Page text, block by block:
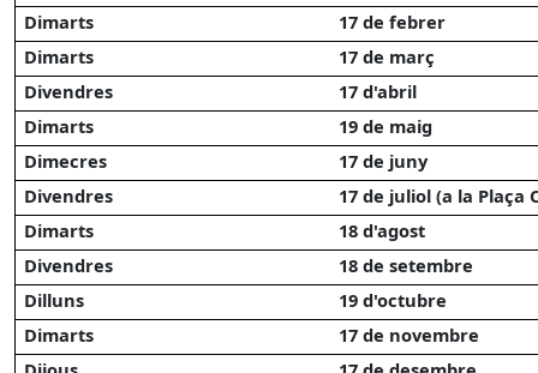
Dimarts
17 de febrer
Dimarts
17 de març
Divendres
17 d'abril
Dimarts
19 de maig
Dimecres
17 de juny
Divendres
17 de juliol (a la Plaça
Dimarts
18 d'agost
Divendres
18 de setembre
Dilluns
19 d'octubre
Dimarts
17 de novembre